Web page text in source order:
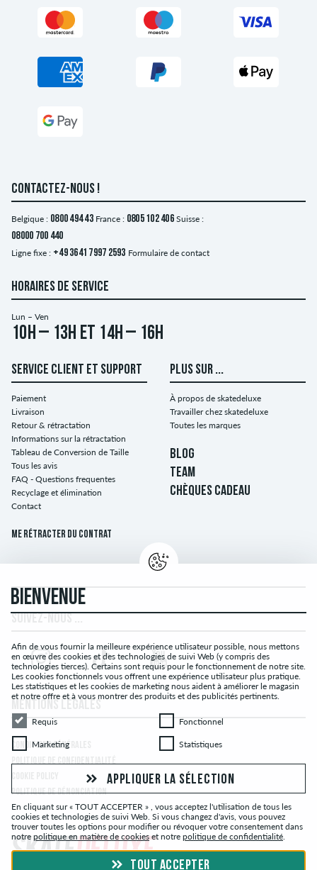
CONTACTEZ-NOUS !
Belgique : 0800 494 43 France : 0805 102 406 Suisse :
08000 700 440
Ligne fixe : +49 3641 7997 2593 Formulaire de contact
HORAIRES DE SERVICE
Lun – Ven
10h – 13h et 14h – 16h
SERVICE CLIENT ET SUPPORT
Paiement
Livraison
Retour & rétractation
Informations sur la rétractation
Tableau de Conversion de Taille
Tous les avis
FAQ - Questions frequentes
Recyclage et élimination
Contact
Me rétracter du contrat
PLUS SUR ...
À propos de skatedeluxe
Travailler chez skatedeluxe
Toutes les marques
BLOG
TEAM
CHÈQUES CADEAU
CONDITIONS GÉNÉRALES
POLITIQUE DE CONFIDENTIALITÉ
POLITIQUE DE DÉNONCIATION
BIENVENUE
Afin de vous fournir la meilleure expérience utilisateur possible, nous mettons
en œuvre des cookies et des technologies de suivi Web (y compris des
technologies tierces). Certains sont requis pour le fonctionnement de notre site.
Les cookies fonctionnels vous offrent une expérience utilisateur plus pratique.
Les statistiques et les cookies de marketing nous aident à améliorer le magasin
et notre offre et à vous montrer des produits et des publicités pertinents.
RequisRequis Fonctionnel
Fonctionnel
MarketingMarketing Statistiques
Statistiques
APPLIQUER LA SÉLECTION
En cliquant sur « TOUT ACCEPTER » , vous acceptez l'utilisation de tous les
cookies et technologies de suivi Web. Si vous changez d'avis, vous pouvez
trouver toutes les options pour modifier ou révoquer votre consentement dans
notre politique en matière de cookieset notre politique de confidentialité.
TOUT ACCEPTER